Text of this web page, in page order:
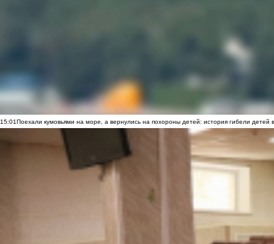
15:01Поехали кумовьями на море, а вернулись на похороны детей: история гибели детей